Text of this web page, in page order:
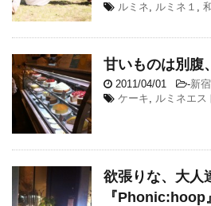
ルミネ, ルミネ１ ,
甘いものは別腹
2011/04/01 -新宿
ケーキ, ルミネエス
欲張りな、大人
『Phonic:hoop』